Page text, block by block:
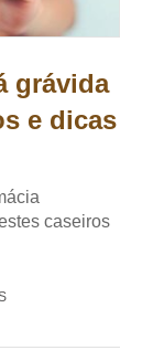
grávida
e dicas
caseiros